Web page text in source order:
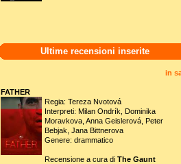
Ultime recensioni inserite
in
FATHER
Regia: Tereza Nvotová
Interpreti: Milan Ondrík, Dominika
Moravkova, Anna Geislerová, Peter
Bebjak, Jana Bittnerova
Genere: drammatico
Recensione a cura di The Gaunt